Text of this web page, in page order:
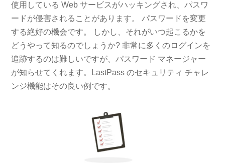
使用している Web サービスがハッキングされ、パスワ
ードが侵害されることがあります。 パスワードを変更
する絶好の機会です。 しかし、それがいつ起こるかを
どうやって知るのでしょうか? 非常に多くのログインを
追跡するのは難しいですが、パスワード マネージャー
が知らせてくれます。LastPass のセキュリティ チャレ
ンジ機能はその良い例です。